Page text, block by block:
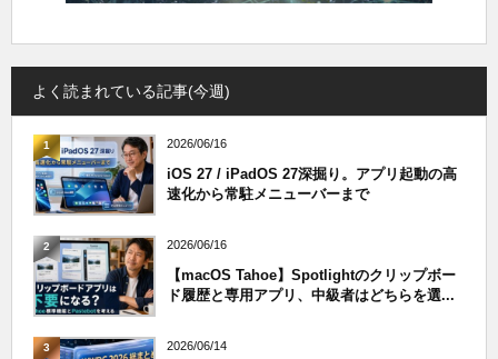
よく読まれている記事(今週)
1 2026/06/16
iOS 27 / iPadOS 27深掘り。アプリ起動の高
速化から常駐メニューバーまで
2 2026/06/16
【macOS Tahoe】Spotlightのクリップボー
ド履歴と専用アプリ、中級者はどちらを選...
3 2026/06/14